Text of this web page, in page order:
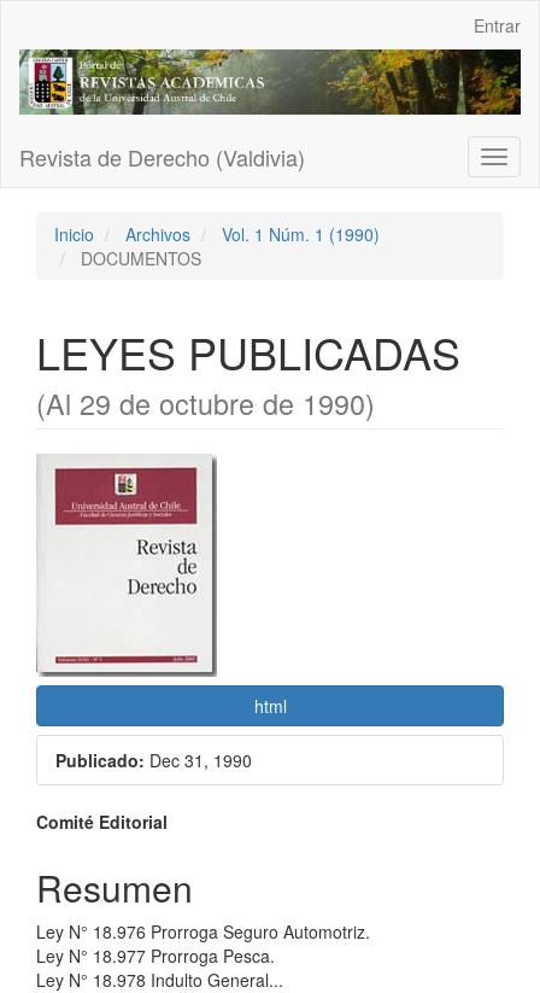
Contenido
principal
Barra
Entrar
Revista de Derecho (Valdivia)
Inicio Archivos
Vol. 1 Núm. 1 (1990)
DOCUMENTOS
LEYES PUBLICADAS
(Al 29 de octubre de 1990)
Barra
lateral
artículo
html
Publicado: Dec 31, 1990
Contenido
principal
del
artículo
Comité Editorial
Resumen
Ley N° 18.976 Prorroga Seguro Automotriz.
Ley N° 18.977 Prorroga Pesca.
Ley N° 18.978 Indulto General...